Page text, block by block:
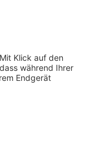
ich in der
Ansparphase meiner
ändern
Garantie.)